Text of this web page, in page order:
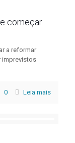
começar
a reformar
imprevistos
0 Leia mais